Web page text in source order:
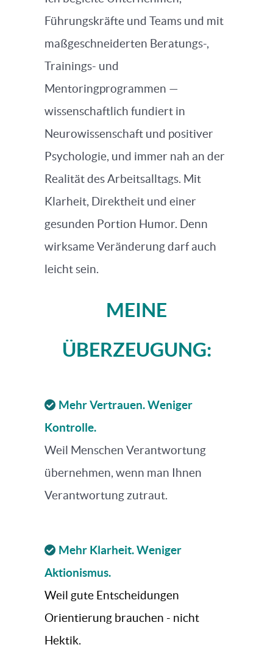
Führungskräfte und Teams und mit
maßgeschneiderten Beratungs-,
Trainings- und
Mentoringprogrammen —
wissenschaftlich fundiert in
Neurowissenschaft und positiver
Psychologie, und immer nah an der
Realität des Arbeitsalltags. Mit
Klarheit, Direktheit und einer
gesunden Portion Humor. Denn
wirksame Veränderung darf auch
leicht sein.
MEINE
ÜBERZEUGUNG:
Mehr Vertrauen. Weniger
Kontrolle.
Weil Menschen Verantwortung
übernehmen, wenn man Ihnen
Verantwortung zutraut.
Mehr Klarheit. Weniger
Aktionismus.
Weil gute Entscheidungen
Orientierung brauchen - nicht
Hektik.